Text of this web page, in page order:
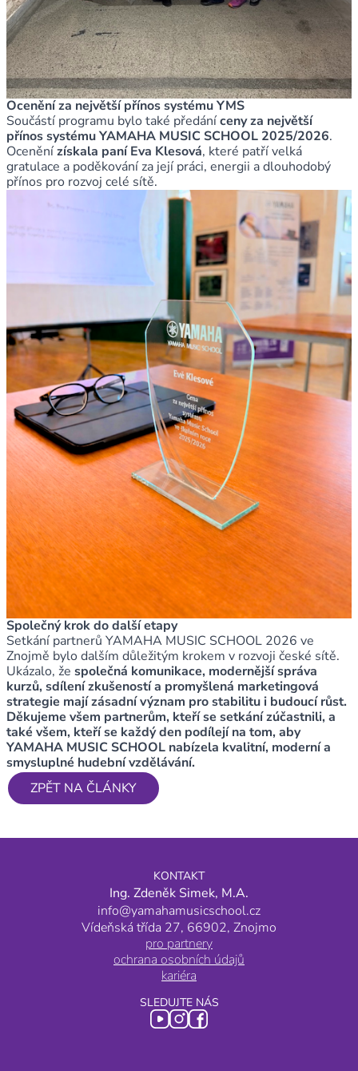
Ocenění za největší přínos systému YMS
Součástí programu bylo také předáníceny za největší
přínos systému YAMAHA MUSIC SCHOOL 2025/2026.
Oceněnízískala paní Eva Klesová, které patří velká
gratulace a poděkování za její práci, energii a dlouhodobý
přínos pro rozvoj celé sítě.
Společný krok do další etapy
Setkání partnerů YAMAHA MUSIC SCHOOL 2026 ve
Znojmě bylo dalším důležitým krokem v rozvoji české sítě.
Ukázalo, že společná komunikace, modernější správa
kurzů, sdílení zkušeností a promyšlená marketingová
strategie mají zásadní význam pro stabilitu i budoucí růst.
Děkujeme všem partnerům, kteří se setkání zúčastnili, a
také všem, kteří se každý den podílejí na tom, aby
YAMAHA MUSIC SCHOOL nabízela kvalitní, moderní a
smysluplné hudební vzdělávání.
ZPĚT NA ČLÁNKY
KONTAKT
Ing. Zdeněk Simek, M.A.
info@yamahamusicschool.cz
Vídeňská třída 27, 66902, Znojmo
pro partnery
ochrana osobních údajů
kariéra
SLEDUJTE NÁS